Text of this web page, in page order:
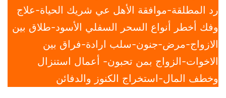
رد المطلقة-موافقة الأهل عي شريك الحياة-علاج
وفك أخطر أنواع السحر السفلي الأسود-طلاق بين
الازواج-مرض-جنون-سلب ارادة-فراق بين
الاخوات-الزواج بمن تحبون- أعمال استنزال
وخطف المال-استخراج الكنوز والدفائن